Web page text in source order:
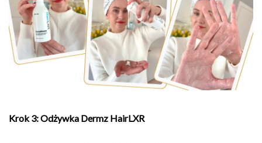
Krok 3: Odżywka Dermz HairLXR